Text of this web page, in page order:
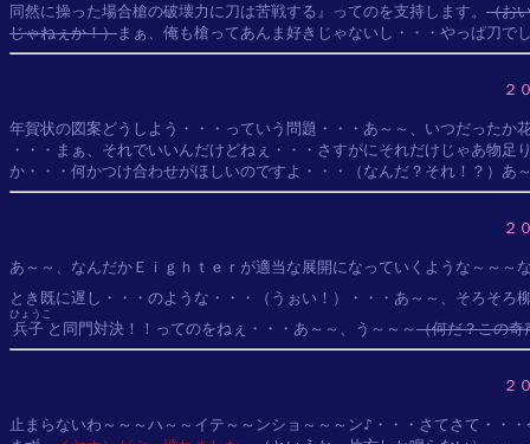
同然に操った場合槍の破壊力に刀は苦戦する』ってのを支持します。 （お
じゃねぇか！）
２
年賀状の図案どうしよう・・・っていう問題・・・あ～～、いつだったか
・・・まぁ、それでいいんだけどねぇ・・・さすがにそれだけじゃあ物足
２
あ～～、なんだかＥｉｇｈｔｅｒが適当な展開になっていくような～～～
とき既に遅し・・・のような・・・（うぉい！）・・・あ～～、そろそろ
兵子
ひょうこ
と同門対決！！ってのをねぇ・・・あ～～、う～～～ （何だ？この奇
２
止まらないわ～～～ハ～～イテ～～ンショ～～～ン♪・・・さてさて・・